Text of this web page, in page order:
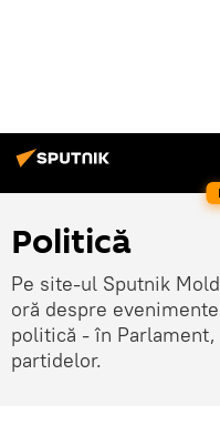
Politică
Pe site-ul Sputnik
oră despre
politică - în
partidelor.